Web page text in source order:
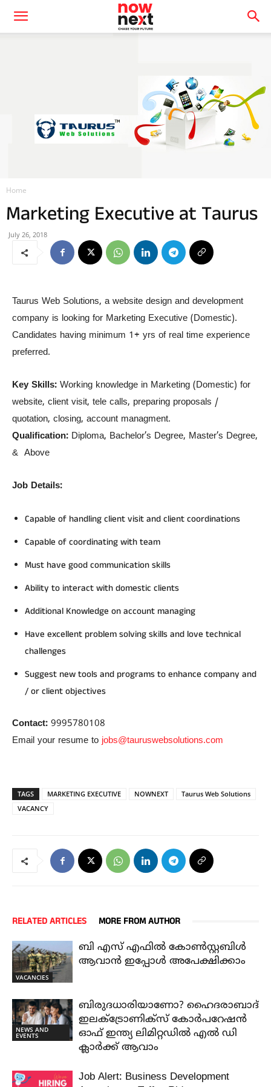
Home
Marketing Executive at Taurus
July 26, 2018
Taurus Web Solutions, a website design and development
company is looking for Marketing Executive (Domestic).
Candidates having minimum 1+ yrs of real time experience
preferred.
Key Skills: Working knowledge in Marketing (Domestic) for
website, client visit, tele calls, preparing proposals /
quotation, closing, account managment.
Qualification: Diploma, Bachelor’s Degree, Master’s Degree,
& Above
Job Details:
Capable of handling client visit and client coordinations
Capable of coordinating with team
Must have good communication skills
Ability to interact with domestic clients
Additional Knowledge on account managing
Have excellent problem solving skills and love technical
challenges
Suggest new tools and programs to enhance company and
/ or client objectives
Contact: 9995780108
Email your resume to jobs@tauruswebsolutions.com
TAGS MARKETING EXECUTIVE NOWNEXT
Taurus Web Solutions
VACANCY
RELATED ARTICLES MORE FROM AUTHOR
VACANCIES
ബി എസ് എഫിൽ കോൺസ്റ്റബിൾ
ആവാൻ ഇപ്പോൾ അപേക്ഷിക്കാം
NEWS AND
EVENTS
ബിരുദധാരിയാണോ? ഹൈദരാബാദ്
ഇലക്ട്രോണിക്സ് കോർപറേഷൻ
ഓഫ് ഇന്ത്യ ലിമിറ്റഡിൽ എൽ ഡി
ക്ലാർക്ക് ആവാം
Job Alert: Business Development